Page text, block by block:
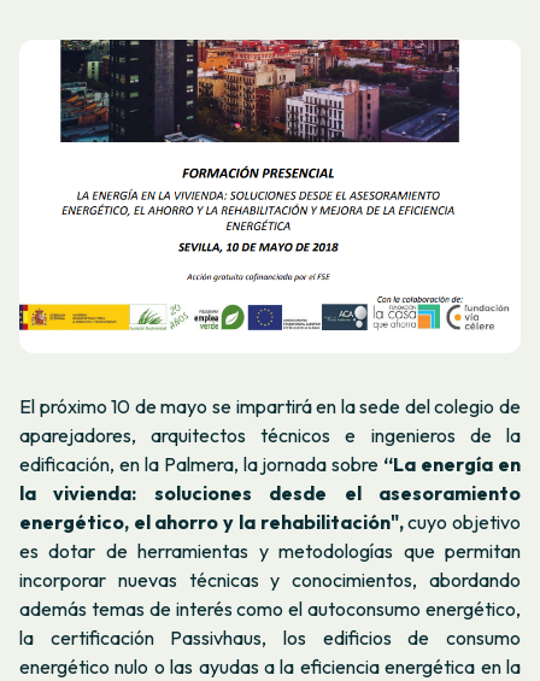
El próximo 10 de mayo se impartirá en la sede del colegio de
aparejadores, arquitectos técnicos e ingenieros de la
edificación, en la Palmera, la jornada sobre “La energía en
la vivienda: soluciones desde el asesoramiento
energético, el ahorro y la rehabilitación",cuyo objetivo
es dotar de herramientas y metodologías que permitan
incorporar nuevas técnicas y conocimientos, abordando
además temas de interés como el autoconsumo energético,
la certificación Passivhaus, los edificios de consumo
energético nulo o las ayudas a la eficiencia energética en la